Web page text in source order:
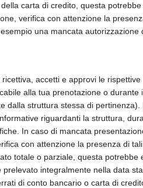
carta di credito, questa
verifica con attenzione la
una mancata
accetti e approvi le
alla tua prenotazione o
dalla struttura stessa di
riguardanti la struttura,
In caso di mancata
con attenzione la presenza di
totale o parziale, questa
integralmente nella data
di conto bancario o carta di